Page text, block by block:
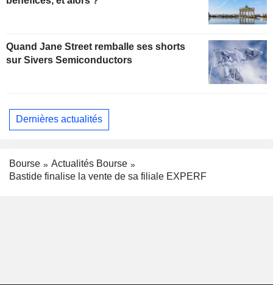
Quand Jane Street remballe ses shorts
sur Sivers Semiconductors
Dernières actualités
Bourse
Actualités Bourse
Bastide finalise la vente de sa filiale EXPERF